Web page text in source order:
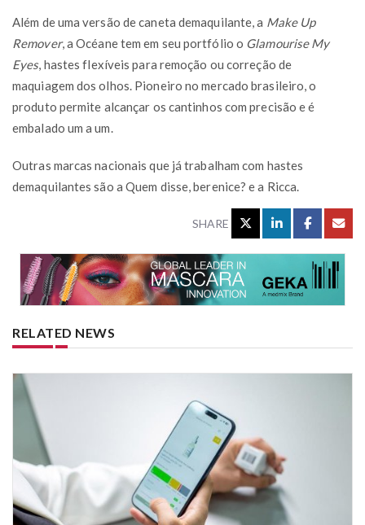
Além de uma versão de caneta demaquilante, a Make Up
Remover, a Océane tem em seu portfólio o Glamourise My
Eyes, hastes flexíveis para remoção ou correção de
maquiagem dos olhos. Pioneiro no mercado brasileiro, o
produto permite alcançar os cantinhos com precisão e é
embalado um a um.
Outras marcas nacionais que já trabalham com hastes
demaquilantes são a Quem disse, berenice? e a Ricca.
SHARE
RELATED NEWS